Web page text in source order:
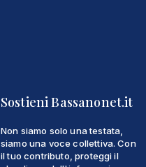
Sostieni Bassanonet.it
Non siamo solo una testata,
siamo una voce collettiva. Con
il tuo contributo, proteggi il